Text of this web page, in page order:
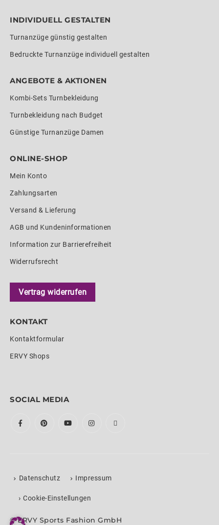
INDIVIDUELL GESTALTEN
Turnanzüge günstig gestalten
Bedruckte Turnanzüge individuell gestalten
ANGEBOTE & AKTIONEN
Kombi-Sets Turnbekleidung
Turnbekleidung nach Budget
Günstige Turnanzüge Damen
ONLINE-SHOP
Mein Konto
Zahlungsarten
Versand & Lieferung
AGB und Kundeninformationen
Information zur Barrierefreiheit
Widerrufsrecht
Vertrag widerrufen
KONTAKT
Kontaktformular
ERVY Shops
SOCIAL MEDIA
Datenschutz Impressum
› Cookie-Einstellungen
© ERVY Sports Fashion GmbH